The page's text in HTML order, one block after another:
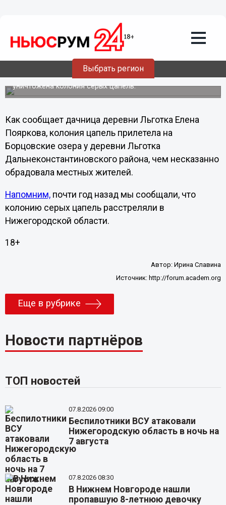
Выбрать регион
Серые цапли вернулись на место
расстрела своих сородичей в
Нижегородскую область
В прошлом году на этом месте у деревни Льготка в
Дальнеконстантиновском районе ради забавы была
уничтожена колония серых цапель.
Как сообщает дачница деревни Льготка Елена
Пояркова, колония цапель прилетела на
Борцовские озера у деревни Льготка
Дальнеконстантиновского района, чем несказанно
обрадовала местных жителей.
Напомним,почти год назад мы сообщали, что
колонию серых цапель расстреляли в
Нижегородской области.
18+
Автор:Ирина Славина
Источник: http://forum.academ.org
Еще в рубрике
Новости партнёров
ТОП новостей
07.8.2026 09:00
Беспилотники ВСУ атаковали
Нижегородскую область в ночь на
7 августа
07.8.2026 08:30
В Нижнем Новгороде нашли
пропавшую 8-летнюю девочку